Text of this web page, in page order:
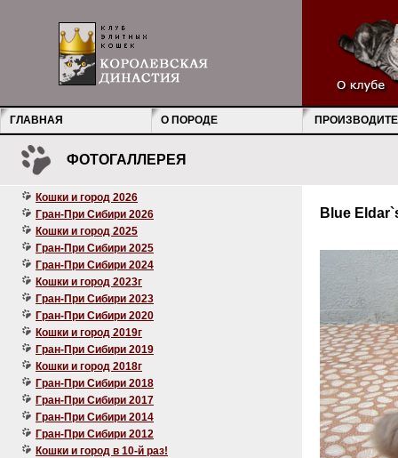
ГЛАВНАЯ О ПОРОДЕ
ФОТОГАЛЛЕРЕЯ
Кошки и город 2026
Гран-При Сибири 2026
Кошки и город 2025
Гран-При Сибири 2025
Гран-При Сибири 2024
Кошки и город 2023г
Гран-При Сибири 2023
Гран-При Сибири 2020
Кошки и город 2019г
Гран-При Сибири 2019
Кошки и город 2018г
Гран-При Сибири 2018
Гран-При Сибири 2017
Гран-При Сибири 2014
Гран-При Сибири 2012
Кошки и город в 10-й раз!
Blue